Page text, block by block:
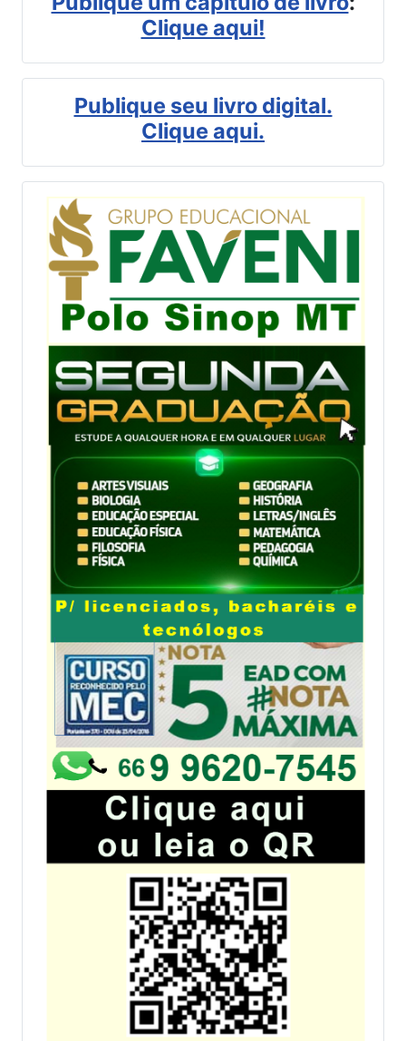
Clique aqui!
Publique seu livro digital.
Clique aqui.